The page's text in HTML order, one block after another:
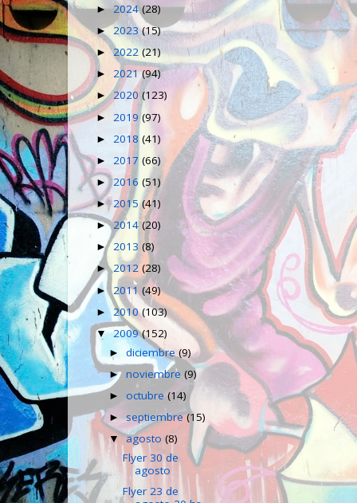
► 2024(28)
► 2023(15)
►2022(21)
► 2021(94)
►2020(123)
► 2019(97)
► 2018 (41)
► 2017 (66)
► 2016 (51)
►2015(41)
►2014 (20)
► 2013 (8)
►2012(28)
►2011 (49)
► 2010(103)
▼2009(152)
►diciembre(9)
►noviembre(9)
►octubre(14)
►septiembre(15)
▼agosto(8)
Flyer 30 de
agosto
Flyer 23 de